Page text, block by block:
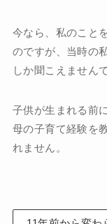
今なら、私のこと
のですが、当時の
しか聞こえません
子供が生まれる前
母の子育て経験を
れません。